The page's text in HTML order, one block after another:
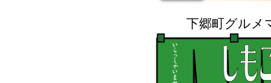
下郷町グルメ